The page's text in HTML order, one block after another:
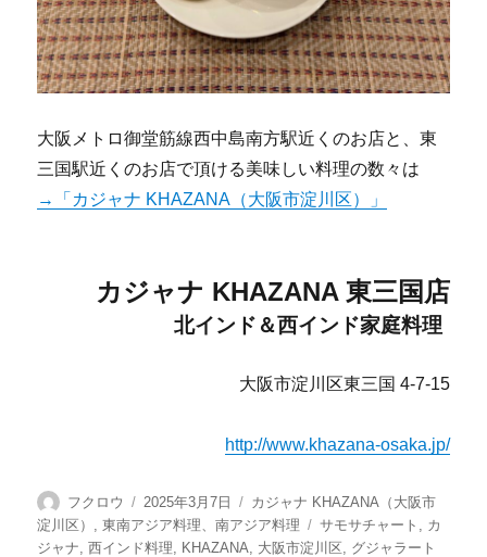
大阪メトロ御堂筋線西中島南方駅近くのお店と、東
三国駅近くのお店で頂ける美味しい料理の数々は
→「カジャナ KHAZANA（大阪市淀川区）」
カジャナ KHAZANA 東三国店
北インド＆西インド家庭料理
大阪市淀川区東三国 4-7-15
http://www.khazana-osaka.jp/
投
稿
者
フクロウ
投
稿
日:
2025年3月7日
カ
テ
ゴ
カジャナ KHAZANA（大阪市
淀川区）
,東南アジア料理、南アジア料理
タ
グ
サモサチャート
カ
ジャナ ,西インド料理 KHAZANA 大阪市淀川区
グジャラート